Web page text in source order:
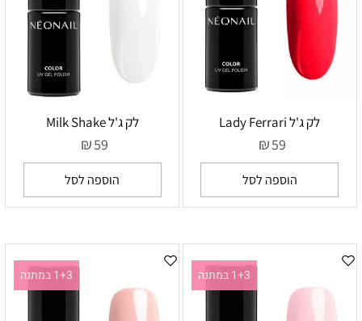
לק ג'ל Lady Ferrari
₪59
הוספה לסל
לק ג'ל Milk Shake
₪59
הוספה לסל
1+3 במתנה 1+3 במתנה